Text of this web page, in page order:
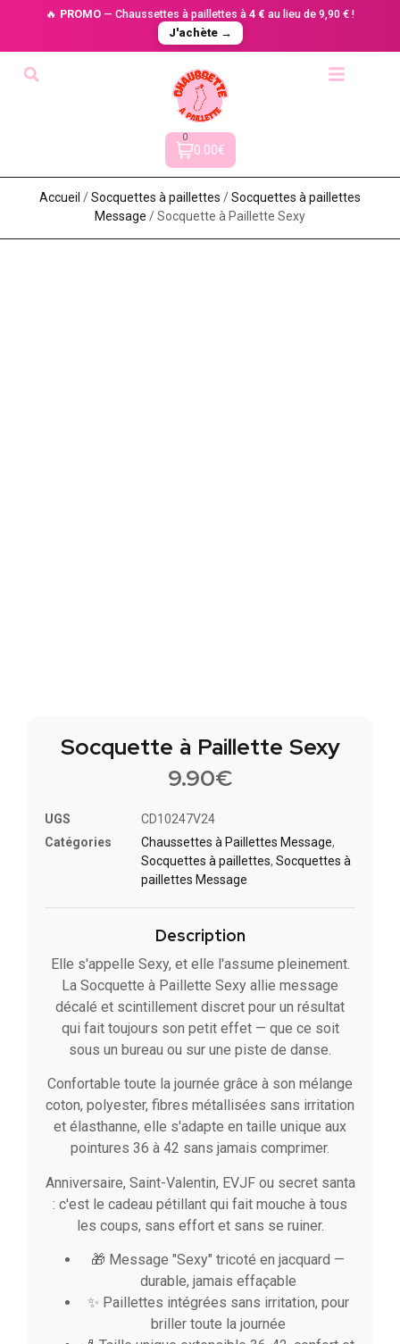
🔥 PROMO — Chaussettes à paillettes à 4 € au lieu de 9,90 € !
J'achète →
0
0.00€
Accueil /Socquettes à paillettes /Socquettes à paillettes
Message / Socquette à Paillette Sexy
Socquette à Paillette Sexy
9.90€
UGS
CD10247V24
Catégories
Chaussettes à Paillettes Message​,
Socquettes à paillettes, Socquettes à
paillettes Message
Description
Elle s'appelle Sexy, et elle l'assume pleinement.
La Socquette à Paillette Sexy allie message
décalé et scintillement discret pour un résultat
qui fait toujours son petit effet — que ce soit
sous un bureau ou sur une piste de danse.
Confortable toute la journée grâce à son mélange
coton, polyester, fibres métallisées sans irritation
et élasthanne, elle s'adapte en taille unique aux
pointures 36 à 42 sans jamais comprimer.
Anniversaire, Saint-Valentin, EVJF ou secret santa
: c'est le cadeau pétillant qui fait mouche à tous
les coups, sans effort et sans se ruiner.
🎁 Message "Sexy" tricoté en jacquard —
durable, jamais effaçable
✨ Paillettes intégrées sans irritation, pour
briller toute la journée